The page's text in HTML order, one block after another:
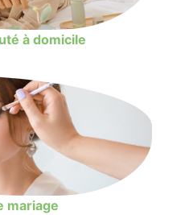
à domicile
mariage